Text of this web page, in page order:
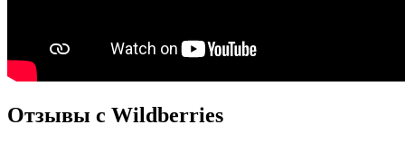
Отзывы с Wildberries